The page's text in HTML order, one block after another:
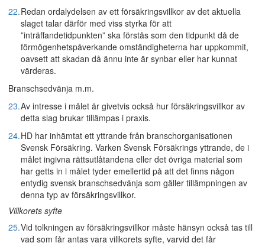
22.Redan ordalydelsen av ett försäkringsvillkor av det aktuella
slaget talar därför med viss styrka för att
”inträffandetidpunkten” ska förstås som den tidpunkt då de
förmögenhetspåverkande omständigheterna har uppkommit,
oavsett att skadan då ännu inte är synbar eller har kunnat
värderas.
Branschsedvänja m.m.
23.Av intresse i målet är givetvis också hur försäkringsvillkor av
detta slag brukar tillämpas i praxis.
24.HD har inhämtat ett yttrande från branschorganisationen
Svensk Försäkring. Varken Svensk Försäkrings yttrande, de i
målet ingivna rättsutlåtandena eller det övriga material som
har getts in i målet tyder emellertid på att det finns någon
entydig svensk branschsedvänja som gäller tillämpningen av
denna typ av försäkringsvillkor.
Villkorets syfte
25.Vid tolkningen av försäkringsvillkor måste hänsyn också tas till
vad som får antas vara villkorets syfte, varvid det får